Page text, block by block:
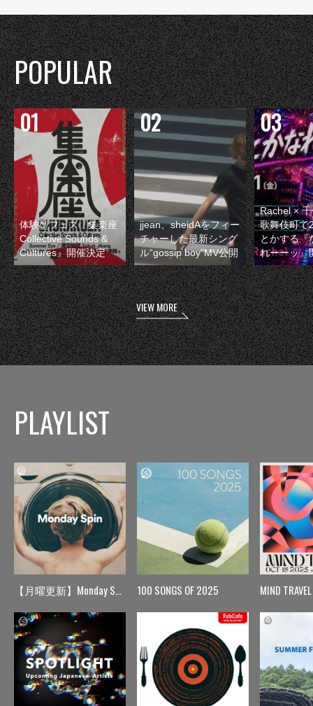
POPULAR
体験型フェス『集楽座
Collective Sounds &
Cultures』開催決定
jjean、sheidAをフィー
チャーした最新シング
ル“gossip boy”MV公開
Rachel ×
歌舞伎町で
とかする『
れーーッ』
VIEW MORE
PLAYLIST
【月曜更新】Monday Spin 100 SONGS OF 2025 MIND TRAVEL